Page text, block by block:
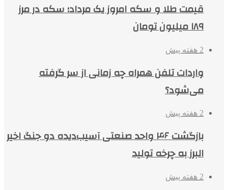
قیمت طلا و سکه امروز یک مرداد؛ سکه در مرز
۱۸۹ میلیون تومان
2 هفته پیش
واردات تلفن همراه چه زمانی از سر گرفته
می‌شود؟
2 هفته پیش
بازگشت ۴۶ واحد صنعتی آسیب‌دیده دو جنگ اخیر
البرز به چرخه تولید
2 هفته پیش